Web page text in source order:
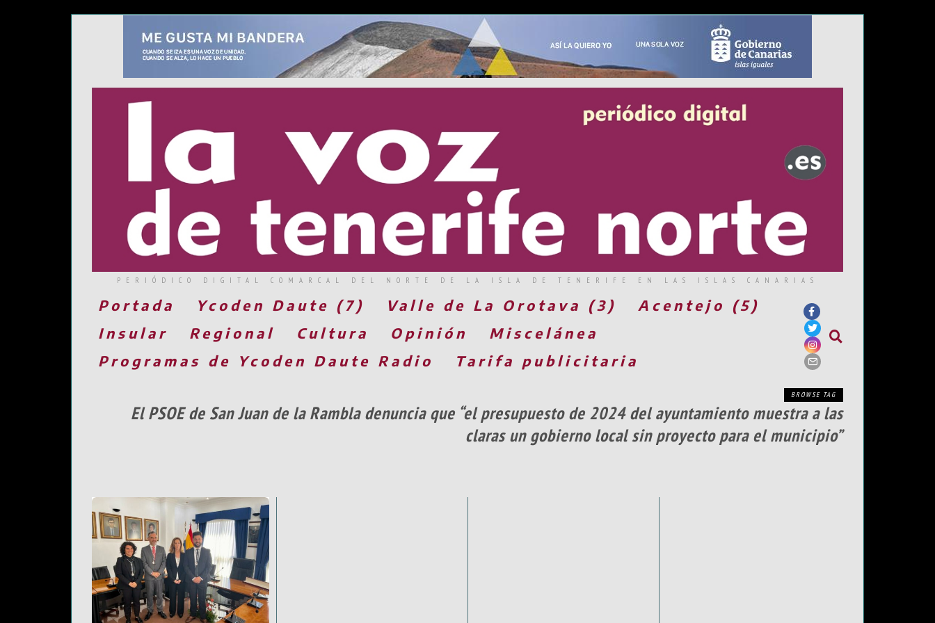
PERIÓDICO DIGITAL COMARCAL DEL NORTE DE LA ISLA DE TENERIFE EN LAS ISLAS CANARIAS
Portada Ycoden Daute (7) Valle de La Orotava (3)
Acentejo (5)
Insular
Regional Cultura Opinión
Miscelánea
Programas de Ycoden Daute Radio
Tarifa publicitaria
BROWSE TAG
El PSOE de San Juan de la Rambla denuncia que “el presupuesto de 2024 del ayuntamiento muestra a las
claras un gobierno local sin proyecto para el municipio”